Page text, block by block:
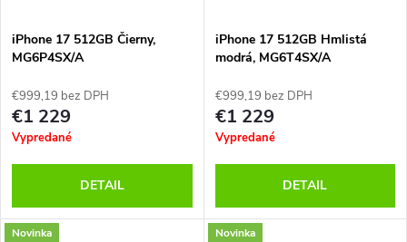
iPhone 17 512GB Čierny,
MG6P4SX/A
€999,19 bez DPH
€1 229
Vypredané
DETAIL
iPhone 17 512GB Hmlistá
modrá, MG6T4SX/A
€999,19 bez DPH
€1 229
Vypredané
DETAIL
Novinka
Novinka